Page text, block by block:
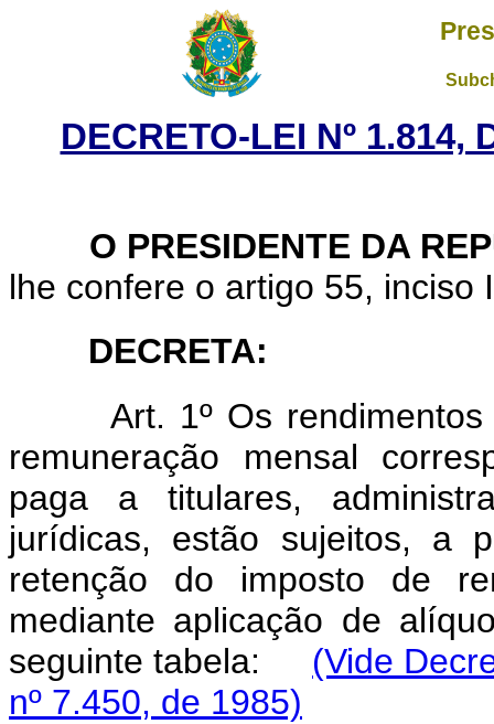
DECRETO-LEI Nº 1.814,
O PRESIDENTE DA
lhe confere o artigo 55, inciso
DECRETA:
Art. 1º Os
remuneração mensal
paga a titulares,
jurídicas, estão sujeitos, a
retenção do imposto de
mediante aplicação de
seguinte tabela: (Vide
nº 7.450, de 1985)